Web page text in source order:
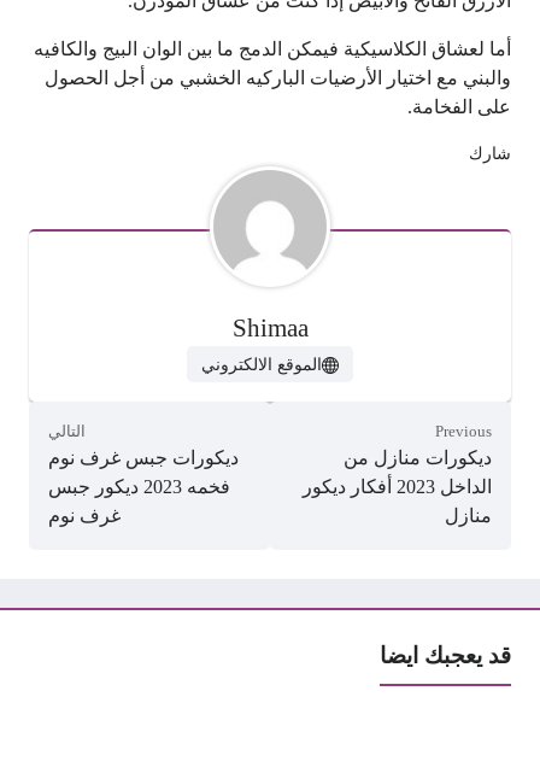
أما لعشاق الكلاسيكية فيمكن الدمج ما بين الوان البيج والكافيه
والبني مع اختيار الأرضيات الباركيه الخشبي من أجل الحصول
على الفخامة.
شارك
Shimaa
الموقع الالكتروني
Previous
ديكورات منازل من
الداخل 2023 أفكار ديكور
منازل
التالي
ديكورات جبس غرف نوم
فخمه 2023 ديكور جبس
غرف نوم
قد يعجبك ايضا